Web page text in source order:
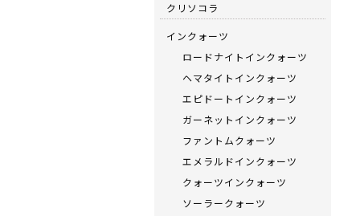
クリソコラ
インクォーツ
ロードナイトインクォーツ
ヘマタイトインクォーツ
エピドートインクォーツ
ガーネットインクォーツ
ファントムクォーツ
エメラルドインクォーツ
クォーツインクォーツ
ソーラークォーツ